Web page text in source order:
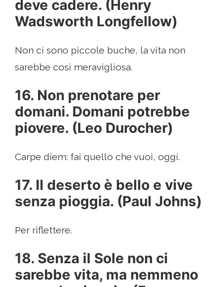
deve cadere. (Henry
Wadsworth Longfellow)
Non ci sono piccole buche, la vita non
sarebbe così meravigliosa.
16. Non prenotare per
domani. Domani potrebbe
piovere. (Leo Durocher)
Carpe diem: fai quello che vuoi, oggi.
17. Il deserto è bello e vive
senza pioggia. (Paul Johns)
Per riflettere.
18. Senza il Sole non ci
sarebbe vita, ma nemmeno